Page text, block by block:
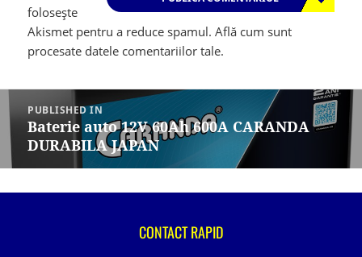
folosește
Akismet pentru a reduce spamul.Află cum sunt
procesate datele comentariilor tale.
Navigare
articole
PUBLISHED IN
Baterie auto 12V 60Ah 600A CARANDA
DURABILA JAPAN
CONTACT RAPID